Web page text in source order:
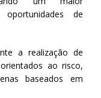
de
a realização de
ao risco,
baseados em